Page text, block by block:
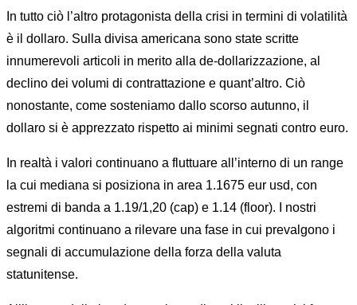
In tutto ciò l’altro protagonista della crisi in termini di volatilità
è il dollaro. Sulla divisa americana sono state scritte
innumerevoli articoli in merito alla de-dollarizzazione, al
declino dei volumi di contrattazione e quant’altro. Ciò
nonostante, come sosteniamo dallo scorso autunno, il
dollaro si è apprezzato rispetto ai minimi segnati contro euro.
In realtà i valori continuano a fluttuare all’interno di un range
la cui mediana si posiziona in area 1.1675 eur usd, con
estremi di banda a 1.19/1,20 (cap) e 1.14 (floor). I nostri
algoritmi continuano a rilevare una fase in cui prevalgono i
segnali di accumulazione della forza della valuta
statunitense.